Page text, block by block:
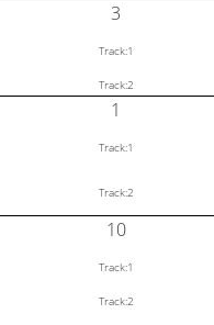
3
Track:1
Track:2
1
Track:1
Track:2
10
Track:1
Track:2